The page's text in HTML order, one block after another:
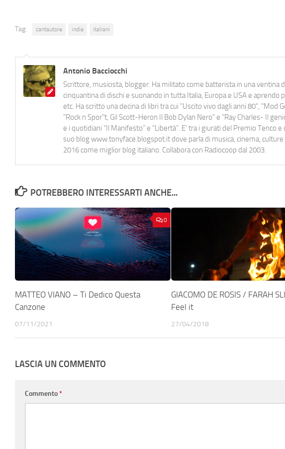
Tag: cantautore indie italiani
Antonio Bacciocchi
Scrittore, musicista, blogger. Ha militato come batterista in una ventina
cinquantina di dischi e suonando in tutta Italia, Europa e USA e aprendo
etc. Ha scritto una decina di libri tra cui "Uscito vivo dagli anni 80", "Mod
"Rock n Spor"t, Gil Scott-Heron Il Bob Dylan Nero" e "Ray Charles- Il
e i quotidiani “Il Manifesto” e “Libertà”. E' tra i giurati del Premio Tenco
suo blog www.tonyface.blogspot.it dove parla di musica, cinema,
2016 come miglior blog italiano. Collabora con Radiocoop dal 2003.
POTREBBERO INTERESSARTI ANCHE...
0
MATTEO VIANO – Ti Dedico Questa
Canzone
07/11/2021
GIACOMO DE ROSIS / FARAH
Feel it
27/04/2018
LASCIA UN COMMENTO
Commento*